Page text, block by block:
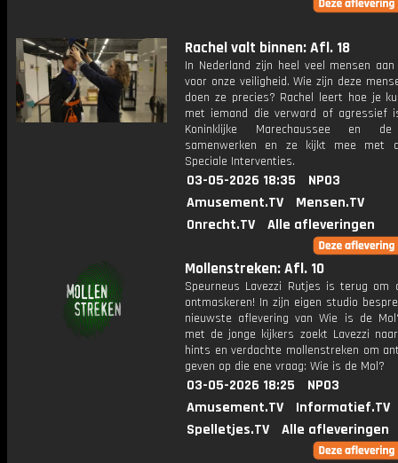
Rachel valt binnen: Afl. 18
In Nederland zijn heel veel mensen
voor onze veiligheid. Wie zijn deze
doen ze precies? Rachel leert hoe je
met iemand die verward of agressief
Koninklijke Marechaussee en
samenwerken en ze kijkt mee met
Speciale Interventies.
03-05-2026 18:35
NPO3
Amusement.TV
Mensen.TV
Onrecht.TV
Alle afleveringen
Mollenstreken: Afl. 10
Speurneus Lavezzi Rutjes is terug om
ontmaskeren! In zijn eigen studio
nieuwste aflevering van Wie is de
met de jonge kijkers zoekt Lavezzi
hints en verdachte mollenstreken om
geven op die ene vraag: Wie is de Mol?
03-05-2026 18:25
NPO3
Amusement.TV
Informatief.TV
Spelletjes.TV
Alle afleveringen